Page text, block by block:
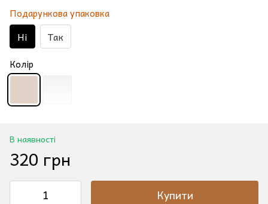
Подарункова упаковка
Ні Так
Колір
В наявності
320 грн
Купити